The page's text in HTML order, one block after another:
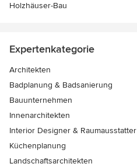
Holzhäuser-Bau
Expertenkategorie
Architekten
Badplanung & Badsanierung
Bauunternehmen
Innenarchitekten
Interior Designer & Raumausstatter
Küchenplanung
Landschaftsarchitekten